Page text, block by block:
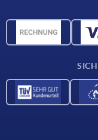
CAD-Daten